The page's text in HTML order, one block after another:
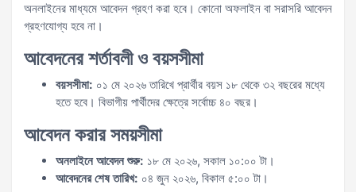
অনলাইনের মাধ্যমে আবেদন গ্রহণ করা হবে। কোনো অফলাইন বা সরাসরি আবেদন
গ্রহণযোগ্য হবে না।
আবেদনের শর্তাবলী ও বয়সসীমা
বয়সসীমা: ০১ মে ২০২৬ তারিখে প্রার্থীর বয়স ১৮ থেকে ৩২ বছরের মধ্যে
হতে হবে। বিভাগীয় পার্থীদের ক্ষেত্রে সর্বোচ্চ ৪০ বছর।
আবেদন করার সময়সীমা
অনলাইনে আবেদন শুরু: ১৮ মে ২০২৬, সকাল ১০:০০ টা।
আবেদনের শেষ তারিখ: ০৪ জুন ২০২৬, বিকাল ৫:০০ টা।